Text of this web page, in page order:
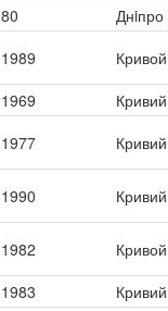
80
Днiпро
1989
1969
Кривий
1977 Кривий
1990 Кривий
1982
1983
Кривий